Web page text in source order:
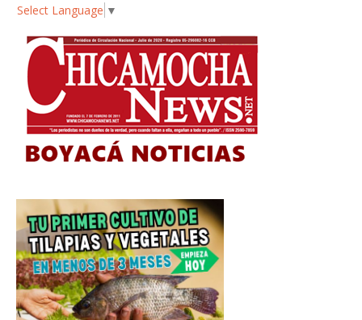
Select Language ▼